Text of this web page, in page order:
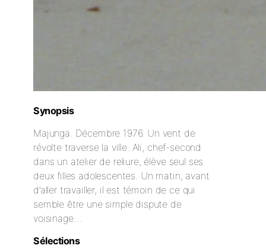
Synopsis
Majunga. Décembre 1976. Un vent de
révolte traverse la ville. Ali, chef-second
dans un atelier de reliure, élève seul ses
deux filles adolescentes. Un matin, avant
d’aller travailler, il est témoin de ce qui
semble être une simple dispute de
voisinage…
Sélections